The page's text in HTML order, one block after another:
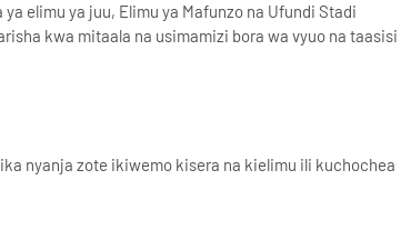
elimu ya juu, Elimu ya Mafunzo na Ufundi Stadi
kwa mitaala na usimamizi bora wa vyuo na taasisi
nyanja zote ikiwemo kisera na kielimu ili kuchochea